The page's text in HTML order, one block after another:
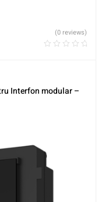
(0 reviews)
Interfon modular –